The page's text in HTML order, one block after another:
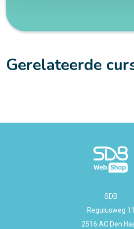
Gerelateerde
SDB
Regulusweg 11
2516 AC Den